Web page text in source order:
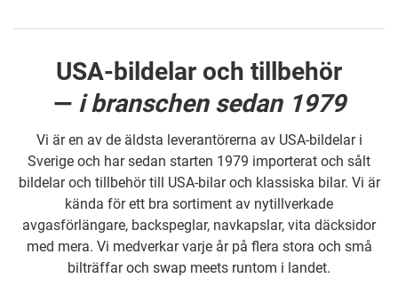
USA-bildelar och tillbehör
— i branschen sedan 1979
Vi är en av de äldsta leverantörerna av USA-bildelar i
Sverige och har sedan starten 1979 importerat och sålt
bildelar och tillbehör till USA-bilar och klassiska bilar. Vi är
kända för ett bra sortiment av nytillverkade
avgasförlängare, backspeglar, navkapslar, vita däcksidor
med mera. Vi medverkar varje år på flera stora och små
bilträffar och swap meets runtom i landet.